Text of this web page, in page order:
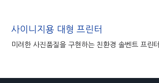
사이니지용 대형 프린터
미려한 사진품질을 구현하는 친환경 솔벤트 프린터